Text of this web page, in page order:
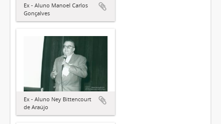
Ex - Aluno Manoel Carlos
Gonçalves
Ex - Aluno Ney Bittencourt
de Araújo